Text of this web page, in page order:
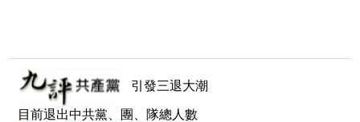
引發三退大潮
目前退出中共黨、團、隊總人數